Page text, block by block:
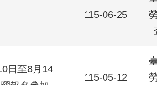
115-06-25
日至8月14
115-05-12